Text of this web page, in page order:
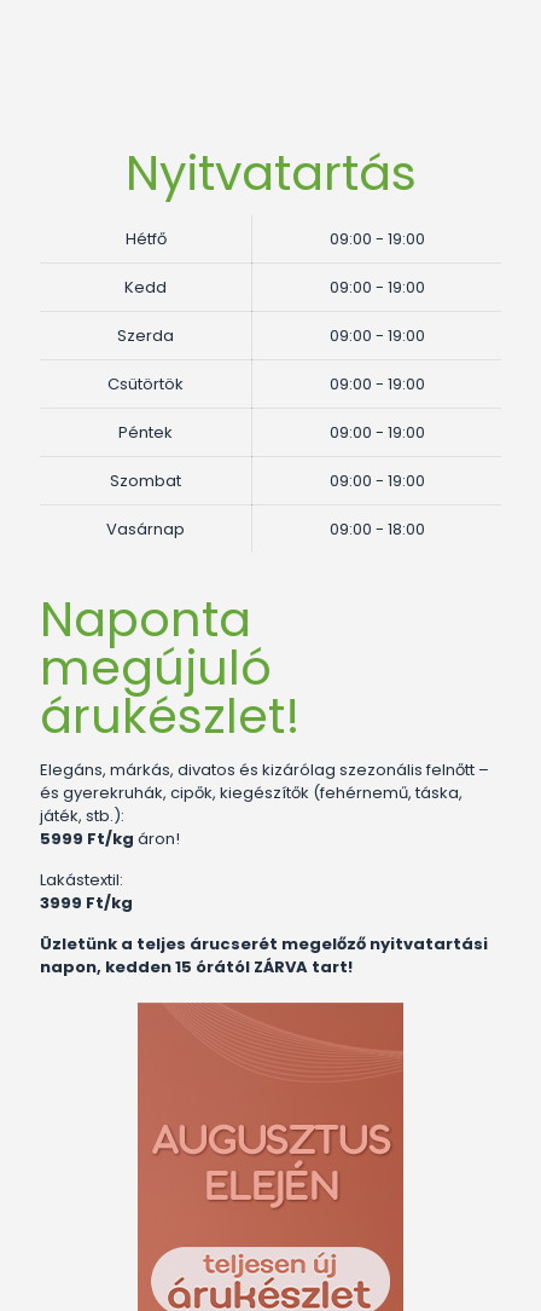
Nyitvatartás
Hétfő 09:00 - 19:00
Kedd 09:00 - 19:00
Szerda 09:00 - 19:00
Csütörtök 09:00 - 19:00
Péntek 09:00 - 19:00
Szombat 09:00 - 19:00
Vasárnap 09:00 - 18:00
Naponta
megújuló
árukészlet!
Elegáns, márkás, divatos és kizárólag szezonális felnőtt –
és gyerekruhák, cipők, kiegészítők (fehérnemű, táska,
játék, stb.):
5999 Ft/kg áron!
Lakástextil:
3999 Ft/kg
Üzletünk a teljes árucserét megelőző nyitvatartási
napon, kedden 15 órától ZÁRVA tart!